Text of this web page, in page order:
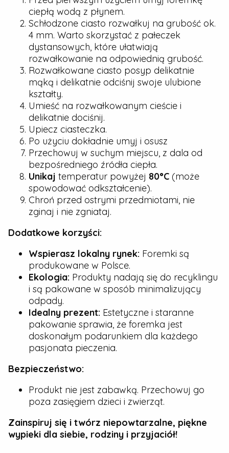
ciepłą wodą z płynem.
Schłodzone ciasto rozwałkuj na grubość ok.
4 mm. Warto skorzystać z pałeczek
dystansowych, które ułatwiają
rozwałkowanie na odpowiednią grubość.
Rozwałkowane ciasto posyp delikatnie
mąką i delikatnie odciśnij swoje ulubione
kształty.
Umieść na rozwałkowanym cieście i
delikatnie dociśnij.
Upiecz ciasteczka.
Po użyciu dokładnie umyj i osusz
Przechowuj w suchym miejscu, z dala od
bezpośredniego źródła ciepła.
Unikaj temperatur powyżej 80°C (może
spowodować odkształcenie).
Chroń przed ostrymi przedmiotami, nie
zginaj i nie zgniataj.
Dodatkowe korzyści:
Wspierasz lokalny rynek: Foremki są
produkowane w Polsce.
Ekologia: Produkty nadają się do recyklingu
i są pakowane w sposób minimalizujący
odpady.
Idealny prezent: Estetyczne i staranne
pakowanie sprawia, że foremka jest
doskonałym podarunkiem dla każdego
pasjonata pieczenia.
Bezpieczeństwo:
Produkt nie jest zabawką. Przechowuj go
poza zasięgiem dzieci i zwierząt.
Zainspiruj się i twórz niepowtarzalne, piękne
wypieki dla siebie, rodziny i przyjaciół!